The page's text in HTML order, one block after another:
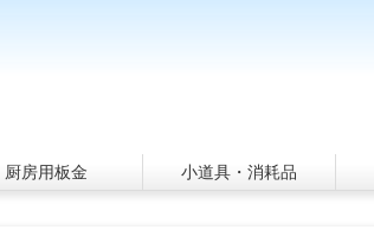
厨房用板金 小道具・消耗品